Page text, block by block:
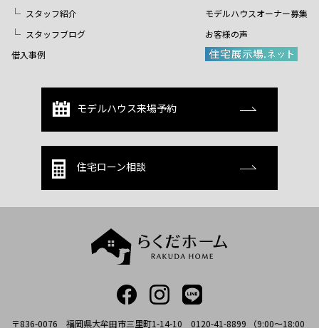
スタッフ紹介
スタッフブログ
借入事例
モデルハウスオーナー募集
お客様の声
モデルハウス来場予約
住宅ローン相談
〒836-0076 福岡県大牟田市三里町1-14-10 0120-41-8899 （9:00～18:00